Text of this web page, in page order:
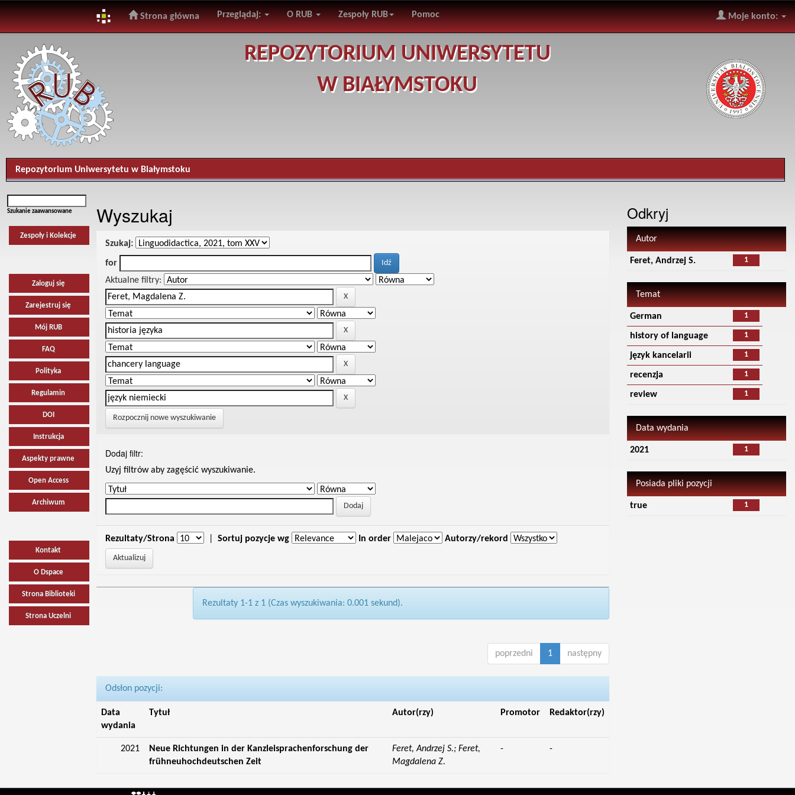
navigation
Strona główna Przeglądaj: O RUB Zespoły RUB Pomoc Moje konto:
REPOZYTORIUM UNIWERSYTETU
W BIAŁYMSTOKU
Repozytorium Uniwersytetu w Białymstoku
Szukanie zaawansowane
Zespoły i Kolekcje
Zaloguj się
Zarejestruj się
Mój RUB
FAQ
Polityka
Regulamin
DOI
Instrukcja
Aspekty prawne
Open Access
Archiwum
Kontakt
O Dspace
Strona Biblioteki
Strona Uczelni
Wyszukaj
Szukaj:
for
Aktualne filtry:
Rozpocznij nowe wyszukiwanie
Dodaj filtr:
Uzyj filtrów aby zagęścić wyszukiwanie.
Rezultaty/Strona Sortuj pozycje wg In order Autorzy/rekord
Rezultaty 1-1 z 1 (Czas wyszukiwania: 0.001 sekund).
poprzedni 1 następny
Odsłon pozycji:
Data
wydania
Tytuł Autor(rzy) Promotor Redaktor(rzy)
2021
Neue Richtungen in der Kanzleisprachenforschung der
frühneuhochdeutschen Zeit
Feret, Andrzej S.; Feret,
Magdalena Z.
- -
Odkryj
Autor
1
Feret, Andrzej S.
Temat
1
German
1
history of language
1
język kancelarii
1
recenzja
1
review
Data wydania
1
2021
Posiada pliki pozycji
1
true